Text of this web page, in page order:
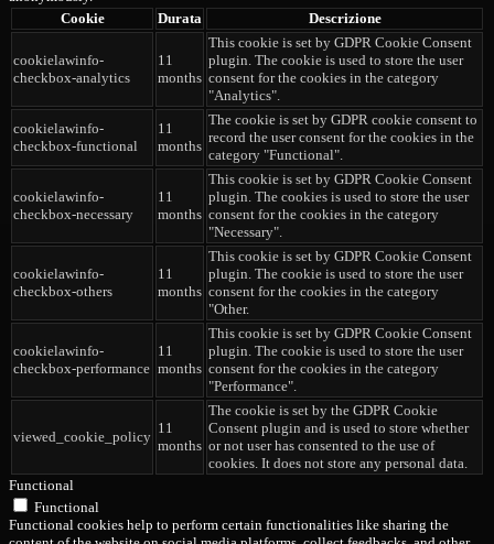
Cookie
Durata Descrizione
cookielawinfo-
checkbox-analytics
11
months
This cookie is set by GDPR Cookie Consent
plugin. The cookie is used to store the user
consent for the cookies in the category
"Analytics".
cookielawinfo-
checkbox-functional
11
months
The cookie is set by GDPR cookie consent to
record the user consent for the cookies in the
category "Functional".
cookielawinfo-
checkbox-necessary
11
months
This cookie is set by GDPR Cookie Consent
plugin. The cookies is used to store the user
consent for the cookies in the category
"Necessary".
cookielawinfo-
checkbox-others
11
months
This cookie is set by GDPR Cookie Consent
plugin. The cookie is used to store the user
consent for the cookies in the category
"Other.
cookielawinfo-
checkbox-performance
11
months
This cookie is set by GDPR Cookie Consent
plugin. The cookie is used to store the user
consent for the cookies in the category
"Performance".
viewed_cookie_policy
11
months
The cookie is set by the GDPR Cookie
Consent plugin and is used to store whether
or not user has consented to the use of
cookies. It does not store any personal data.
Functional
Functional
Functional cookies help to perform certain functionalities like sharing the